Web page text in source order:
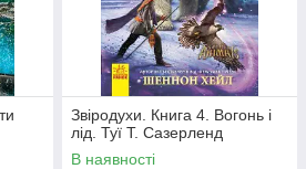
Звіродухи. Книга 4. Вогонь і
лід. Туї Т. Сазерленд
В наявності